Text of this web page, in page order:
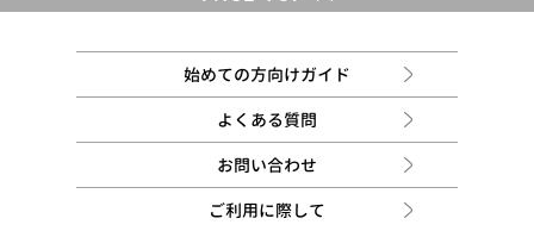
始めての方向けガイド
よくある質問
お問い合わせ
ご利用に際して